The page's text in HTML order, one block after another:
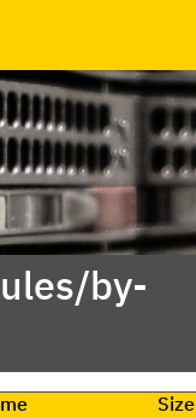
by-
Size